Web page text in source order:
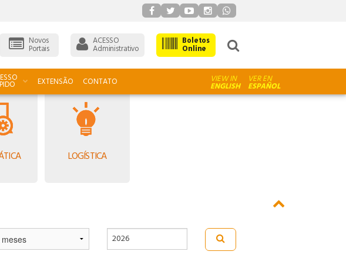
Novos
Portais
ACESSO
Administrativo
Boletos
Online
EXTENSÃO CONTATO VIEW IN
ENGLISH
VER EN
ESPAÑOL
LOGÍSTICA